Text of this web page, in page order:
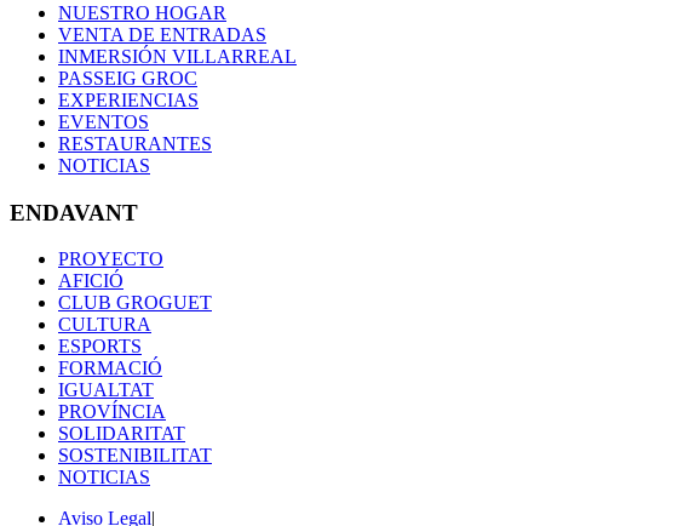
NUESTRO HOGAR
VENTA DE ENTRADAS
INMERSIÓN VILLARREAL
PASSEIG GROC
EXPERIENCIAS
EVENTOS
RESTAURANTES
NOTICIAS
ENDAVANT
PROYECTO
AFICIÓ
CLUB GROGUET
CULTURA
ESPORTS
FORMACIÓ
IGUALTAT
PROVÍNCIA
SOLIDARITAT
SOSTENIBILITAT
NOTICIAS
Aviso Legal|